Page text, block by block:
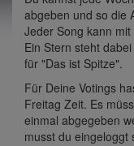
abgeben und so die
Jeder Song kann
Ein Stern steht
für "Das ist Spitze".
Für Deine Votings
Freitag Zeit. Es
einmal abgegeben
musst du eingeloggt